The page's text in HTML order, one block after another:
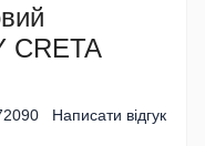
CRETA
Написати відгук